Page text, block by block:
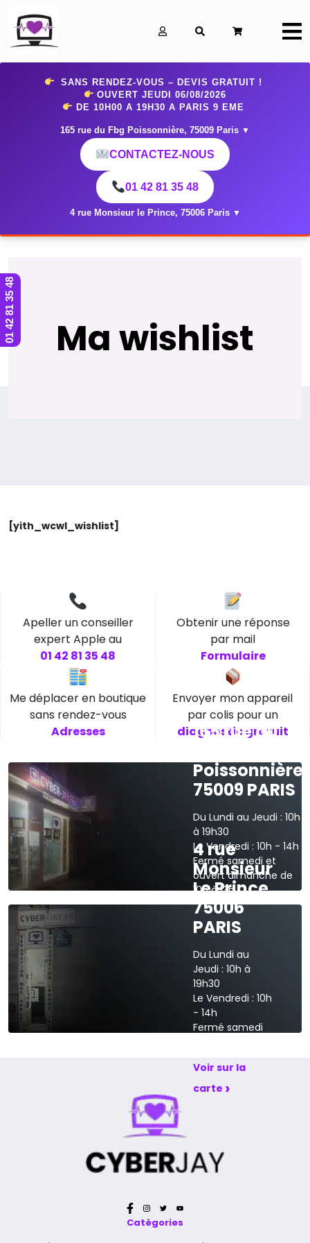
SANS RENDEZ-VOUS – DEVIS GRATUIT !
OUVERT JEUDI 06/08/2026
DE 10H00 A 19H30 A PARIS 9 EME
165 rue du Fbg Poissonnière, 75009 Paris ▼
CONTACTEZ-NOUS
01 42 81 35 48
4 rue Monsieur le Prince, 75006 Paris ▼
Ma wishlist
[yith_wcwl_wishlist]
Apeller un conseiller
expert Apple au
01 42 81 35 48
Obtenir une réponse
par mail
Formulaire
Me déplacer en boutique
sans rendez-vous
Adresses
Envoyer mon appareil
par colis pour un
diagnostic gratuit
165 rue du
Poissonnière
75009 PARIS
Du Lundi au Jeudi : 10h
à 19h30
Le Vendredi : 10h - 14h
Fermé samedi et
ouvert dimanche de
10h à 13h
Voir sur la carte
4 rue
Monsieur
Le Prince
75006
PARIS
Du Lundi au
Jeudi : 10h à
19h30
Le Vendredi : 10h
- 14h
Fermé samedi
Voir sur la
carte ›
Catégories
01 42 81 35 48